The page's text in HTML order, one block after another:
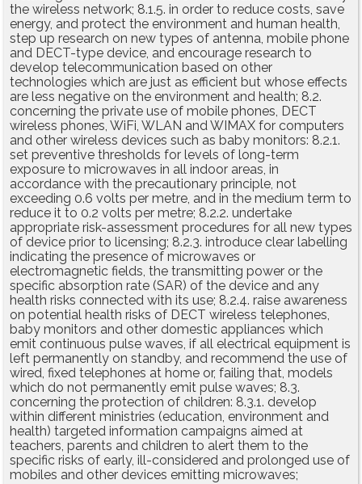
the wireless network; 8.1.5. in order to reduce costs, save
energy, and protect the environment and human health,
step up research on new types of antenna, mobile phone
and DECT-type device, and encourage research to
develop telecommunication based on other
technologies which are just as efficient but whose effects
are less negative on the environment and health; 8.2.
concerning the private use of mobile phones, DECT
wireless phones, WiFi, WLAN and WIMAX for computers
and other wireless devices such as baby monitors: 8.2.1.
set preventive thresholds for levels of long-term
exposure to microwaves in all indoor areas, in
accordance with the precautionary principle, not
exceeding 0.6 volts per metre, and in the medium term to
reduce it to 0.2 volts per metre; 8.2.2. undertake
appropriate risk-assessment procedures for all new types
of device prior to licensing; 8.2.3. introduce clear labelling
indicating the presence of microwaves or
electromagnetic fields, the transmitting power or the
specific absorption rate (SAR) of the device and any
health risks connected with its use; 8.2.4. raise awareness
on potential health risks of DECT wireless telephones,
baby monitors and other domestic appliances which
emit continuous pulse waves, if all electrical equipment is
left permanently on standby, and recommend the use of
wired, fixed telephones at home or, failing that, models
which do not permanently emit pulse waves; 8.3.
concerning the protection of children: 8.3.1. develop
within different ministries (education, environment and
health) targeted information campaigns aimed at
teachers, parents and children to alert them to the
specific risks of early, ill-considered and prolonged use of
mobiles and other devices emitting microwaves;